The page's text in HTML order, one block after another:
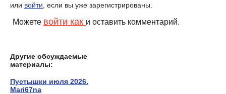
или войти , если вы уже зарегистрированы.
Можете войти как и оставить комментарий.
Другие обсуждаемые
материалы:
Пустышки июля 2026.
Mari67na